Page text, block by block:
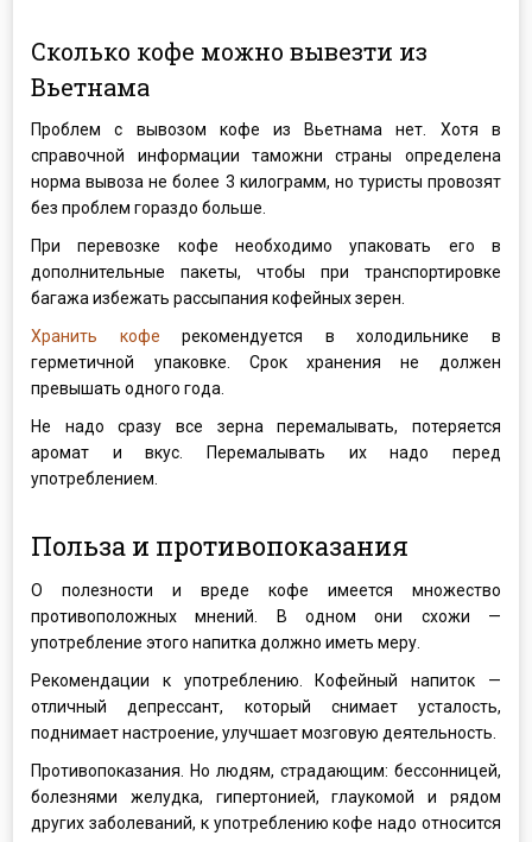
Сколько кофе можно вывезти из
Вьетнама
Проблем с вывозом кофе из Вьетнама нет. Хотя в
справочной информации таможни страны определена
норма вывоза не более 3 килограмм, но туристы провозят
без проблем гораздо больше.
При перевозке кофе необходимо упаковать его в
дополнительные пакеты, чтобы при транспортировке
багажа избежать рассыпания кофейных зерен.
Хранить кофе рекомендуется в холодильнике в
герметичной упаковке. Срок хранения не должен
превышать одного года.
Не надо сразу все зерна перемалывать, потеряется
аромат и вкус. Перемалывать их надо перед
употреблением.
Польза и противопоказания
О полезности и вреде кофе имеется множество
противоположных мнений. В одном они схожи —
употребление этого напитка должно иметь меру.
Рекомендации к употреблению. Кофейный напиток —
отличный депрессант, который снимает усталость,
поднимает настроение, улучшает мозговую деятельность.
Противопоказания. Но людям, страдающим: бессонницей,
болезнями желудка, гипертонией, глаукомой и рядом
других заболеваний, к употреблению кофе надо относится